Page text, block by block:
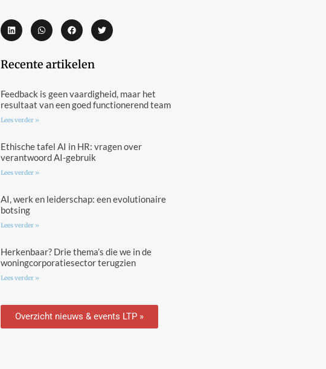
Recente artikelen
Feedback is geen vaardigheid, maar het
resultaat van een goed functionerend team
Lees verder »
Ethische tafel AI in HR: vragen over
verantwoord AI-gebruik
Lees verder »
AI, werk en leiderschap: een evolutionaire
botsing
Lees verder »
Herkenbaar? Drie thema’s die we in de
woningcorporatiesector terugzien
Lees verder »
Overzicht nieuws & events LTP »